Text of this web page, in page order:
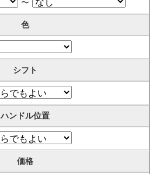
〜
色
シフト
ハンドル位置
価格